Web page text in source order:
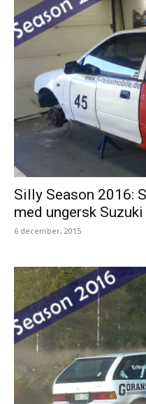
Silly Season 2016:
med ungersk Suzuki
6 december, 2015